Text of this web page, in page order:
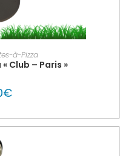
GLOUTON
à-Pizza
Club – Paris »
€